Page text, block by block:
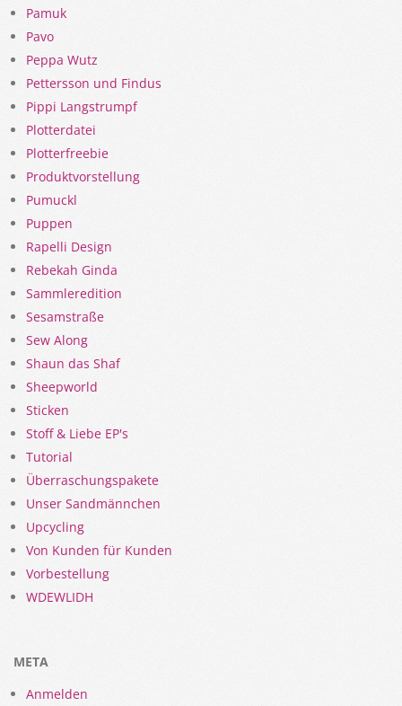
Pamuk
Pavo
Peppa Wutz
Pettersson und Findus
Pippi Langstrumpf
Plotterdatei
Plotterfreebie
Produktvorstellung
Pumuckl
Puppen
Rapelli Design
Rebekah Ginda
Sammleredition
Sesamstraße
Sew Along
Shaun das Shaf
Sheepworld
Sticken
Stoff & Liebe EP's
Tutorial
Überraschungspakete
Unser Sandmännchen
Upcycling
Von Kunden für Kunden
Vorbestellung
WDEWLIDH
META
Anmelden